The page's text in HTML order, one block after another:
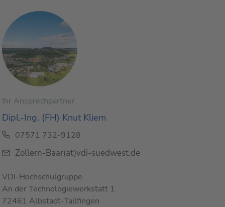
Ihr Ansprechpartner
Dipl.-Ing. (FH) Knut Kliem
07571 732-9128
Zollern-Baar(at)vdi-suedwest.de
VDI-Hochschulgruppe
An der Technologiewerkstatt 1
72461 Albstadt-Tailfingen